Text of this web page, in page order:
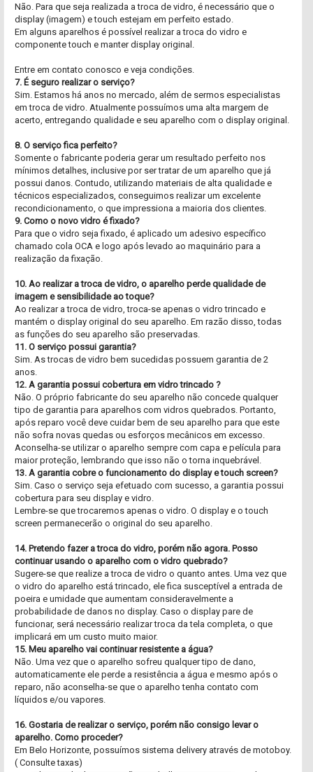
Não. Para que seja realizada a troca de vidro, é necessário que o
display (imagem) e touch estejam em perfeito estado.
Em alguns aparelhos é possível realizar a troca do vidro e
componente touch e manter display original.
Entre em contato conosco e veja condições.
7. É seguro realizar o serviço?
Sim. Estamos há anos no mercado, além de sermos especialistas
em troca de vidro. Atualmente possuímos uma alta margem de
acerto, entregando qualidade e seu aparelho com o display original.
8. O serviço fica perfeito?
Somente o fabricante poderia gerar um resultado perfeito nos
mínimos detalhes, inclusive por ser tratar de um aparelho que já
possui danos. Contudo, utilizando materiais de alta qualidade e
técnicos especializados, conseguimos realizar um excelente
recondicionamento, o que impressiona a maioria dos clientes.
9. Como o novo vidro é fixado?
Para que o vidro seja fixado, é aplicado um adesivo específico
chamado cola OCA e logo após levado ao maquinário para a
realização da fixação.
10. Ao realizar a troca de vidro, o aparelho perde qualidade de
imagem e sensibilidade ao toque?
Ao realizar a troca de vidro, troca-se apenas o vidro trincado e
mantém o display original do seu aparelho. Em razão disso, todas
as funções do seu aparelho são preservadas.
11. O serviço possui garantia?
Sim. As trocas de vidro bem sucedidas possuem garantia de 2
anos.
12. A garantia possui cobertura em vidro trincado ?
Não. O próprio fabricante do seu aparelho não concede qualquer
tipo de garantia para aparelhos com vidros quebrados. Portanto,
após reparo você deve cuidar bem de seu aparelho para que este
não sofra novas quedas ou esforços mecânicos em excesso.
Aconselha-se utilizar o aparelho sempre com capa e película para
maior proteção, lembrando que isso não o torna inquebrável.
13. A garantia cobre o funcionamento do display e touch screen?
Sim. Caso o serviço seja efetuado com sucesso, a garantia possui
cobertura para seu display e vidro.
Lembre-se que trocaremos apenas o vidro. O display e o touch
screen permanecerão o original do seu aparelho.
14. Pretendo fazer a troca do vidro, porém não agora. Posso
continuar usando o aparelho com o vidro quebrado?
Sugere-se que realize a troca de vidro o quanto antes. Uma vez que
o vidro do aparelho está trincado, ele fica susceptível a entrada de
poeira e umidade que aumentam consideravelmente a
probabilidade de danos no display. Caso o display pare de
funcionar, será necessário realizar troca da tela completa, o que
implicará em um custo muito maior.
15. Meu aparelho vai continuar resistente a água?
Não. Uma vez que o aparelho sofreu qualquer tipo de dano,
automaticamente ele perde a resistência a água e mesmo após o
reparo, não aconselha-se que o aparelho tenha contato com
líquidos e/ou vapores.
16. Gostaria de realizar o serviço, porém não consigo levar o
aparelho. Como proceder?
Em Belo Horizonte, possuímos sistema delivery através de motoboy.
( Consulte taxas)